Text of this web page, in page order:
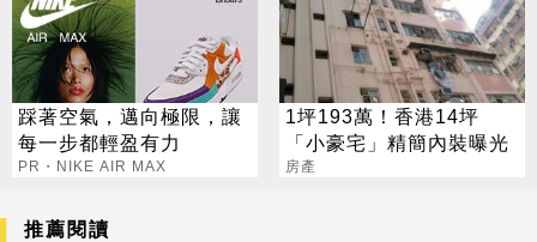
踩著空氣，邁向極限，讓
每一步都輕盈有力
PR・NIKE AIR MAX
1坪193萬！香港14坪
「小豪宅」精簡內裝曝光
房產
推薦閱讀